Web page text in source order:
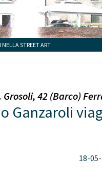
STREET ART
Grosoli, 42 (Barco)
Ganzaroli
18-